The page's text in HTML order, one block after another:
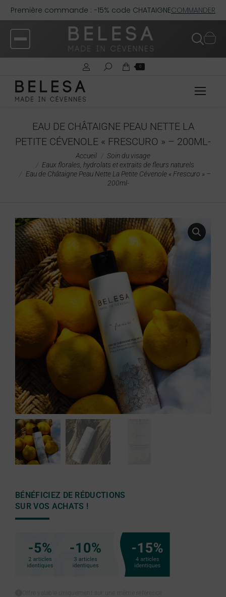
Première commande : -15% code CHATAIGNECOMMANDER
0
EAU DE CHÂTAIGNE PEAU NETTE LA
PETITE CÉVENOLE « FRESCURO » – 200ML-
Accueil
Soin du visage
Eaux florales, hydrolats et extraits de fleurs naturels
Eau de Châtaigne Peau Nette La Petite Cévenole « Frescuro » –
200ml-
BÉNÉFICIEZ DE RÉDUCTIONS
SUR VOS ACHATS !
Offre valable uniquement sur une même référence.